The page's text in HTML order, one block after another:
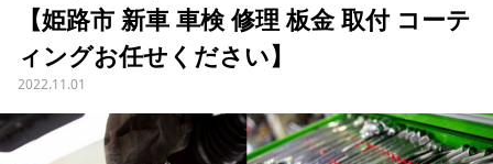
【姫路市 新車 車検 修理 板金 取付 コーテ
ィングお任せください】
2022.11.01